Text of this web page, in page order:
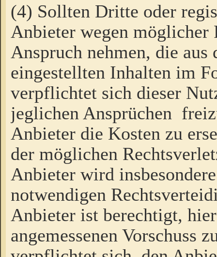
(4) Sollten Dritte oder
Anbieter wegen möglicher
Anspruch nehmen, die
eingestellten Inhalten im
verpflichtet sich dieser
jeglichen Ansprüchen
Anbieter die Kosten zu
der möglichen
Anbieter wird
notwendigen
Anbieter ist berechtigt,
angemessenen Vorschuss